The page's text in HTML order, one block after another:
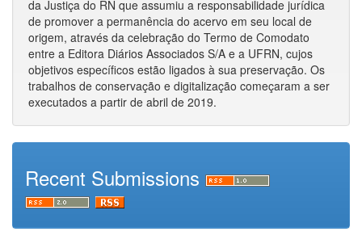
da Justiça do RN que assumiu a responsabilidade jurídica
de promover a permanência do acervo em seu local de
origem, através da celebração do Termo de Comodato
entre a Editora Diários Associados S/A e a UFRN, cujos
objetivos específicos estão ligados à sua preservação. Os
trabalhos de conservação e digitalização começaram a ser
executados a partir de abril de 2019.
Recent Submissions